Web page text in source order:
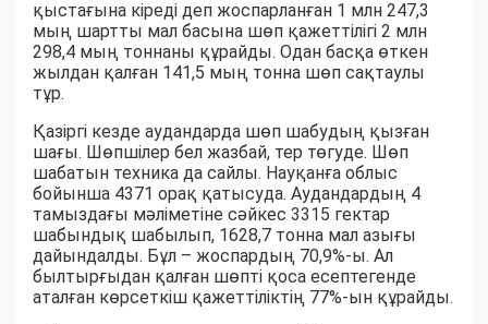
қыстағына кіреді деп жоспарланған 1 млн 247,3
мың шартты мал басына шөп қажеттілігі 2 млн
298,4 мың тоннаны құрайды. Одан басқа өткен
жылдан қалған 141,5 мың тонна шөп сақтаулы
тұр.
Қазіргі кезде аудандарда шөп шабудың қызған
шағы. Шөпшілер бел жазбай, тер төгуде. Шөп
шабатын техника да сайлы. Науқанға облыс
бойынша 4371 орақ қатысуда. Аудандардың 4
тамыздағы мәліметіне сәйкес 3315 гектар
шабындық шабылып, 1628,7 тонна мал азығы
дайындалды. Бұл – жоспардың 70,9%-ы. Ал
былтырғыдан қалған шөпті қоса есептегенде
аталған көрсеткіш қажеттіліктің 77%-ын құрайды.